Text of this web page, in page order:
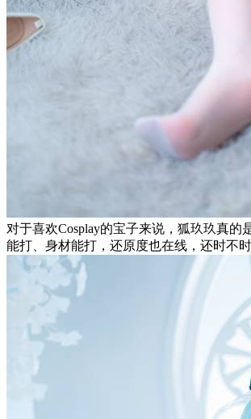
对于喜欢Cosplay的宝子来说，狐玖玖真的
能打、身材能打，还原度也在线，还时不时